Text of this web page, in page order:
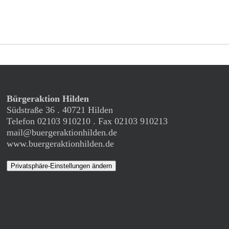
Bürgeraktion Hilden
Südstraße 36 . 40721 Hilden
Telefon 02103 910210 . Fax 02103 910213
mail@buergeraktionhilden.de
www.buergeraktionhilden.de
Privatsphäre-Einstellungen ändern